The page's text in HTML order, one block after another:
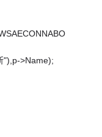
"),p->Name);